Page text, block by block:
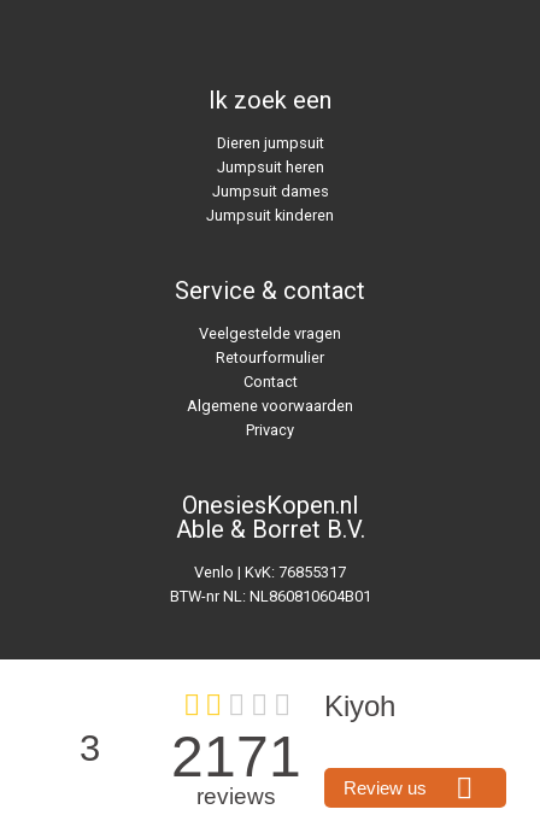
Ik zoek een
Dieren jumpsuit
Jumpsuit heren
Jumpsuit dames
Jumpsuit kinderen
Service & contact
Veelgestelde vragen
Retourformulier
Contact
Algemene voorwaarden
Privacy
OnesiesKopen.nl
Able & Borret B.V.
Venlo | KvK: 76855317
BTW-nr NL: NL860810604B01